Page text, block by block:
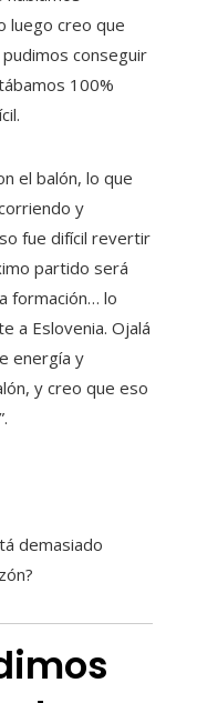
luego creo que
conseguir
100%
el balón, lo que
y
fue difícil revertir
partido será
formación… lo
a Eslovenia. Ojalá
energía y
y creo que eso
demasiado